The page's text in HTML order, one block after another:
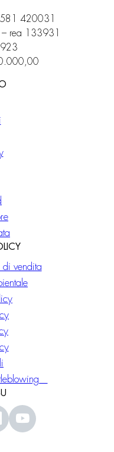
420031
rea 133931
vendita